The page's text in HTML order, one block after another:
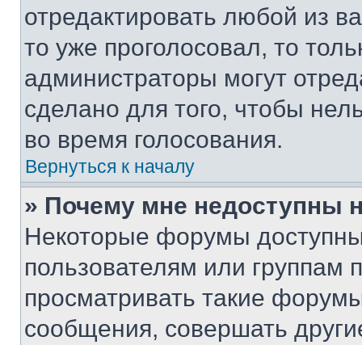
отредактировать любой из
то уже проголосовал, то
администраторы могут
сделано для того, чтобы
во время голосования.
Вернуться к началу
» Почему мне недоступны
Некоторые форумы
пользователям или группам
просматривать такие
сообщения, совершать